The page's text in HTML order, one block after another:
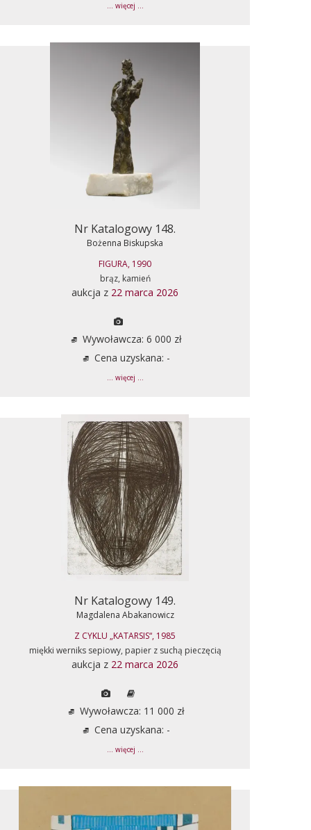
... więcej ...
Nr Katalogowy 148.
Bożenna Biskupska
FIGURA, 1990
brąz, kamień
aukcja z 22 marca 2026
Wywoławcza: 6 000 zł
Cena uzyskana: -
... więcej ...
Nr Katalogowy 149.
Magdalena Abakanowicz
Z CYKLU „KATARSIS“, 1985
miękki werniks sepiowy, papier z suchą pieczęcią
aukcja z 22 marca 2026
Wywoławcza: 11 000 zł
Cena uzyskana: -
... więcej ...